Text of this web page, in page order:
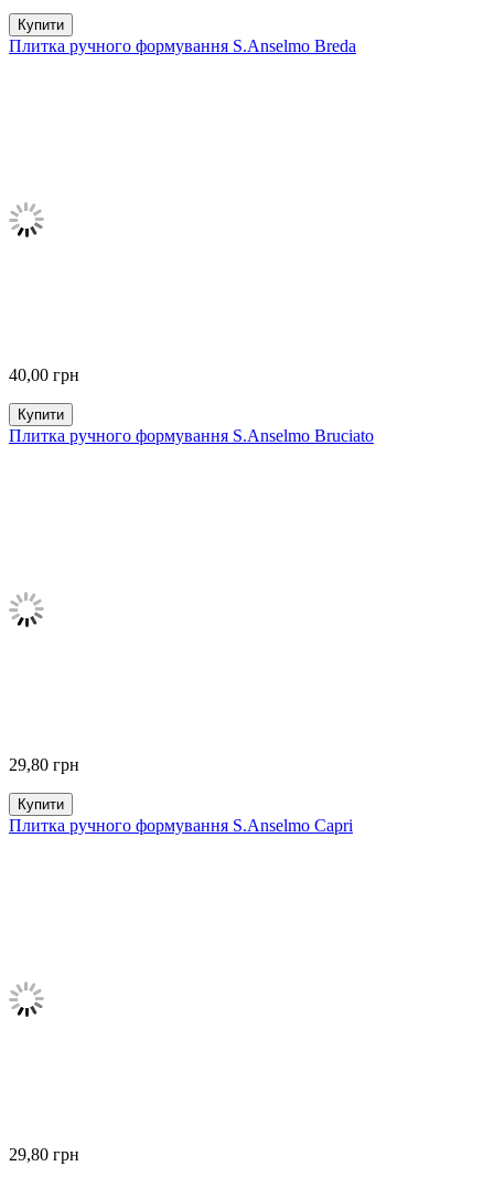
Купити
Плитка ручного формування S.Anselmo Breda
40,00 грн
Купити
Плитка ручного формування S.Anselmo Bruciato
29,80 грн
Купити
Плитка ручного формування S.Anselmo Capri
29,80 грн